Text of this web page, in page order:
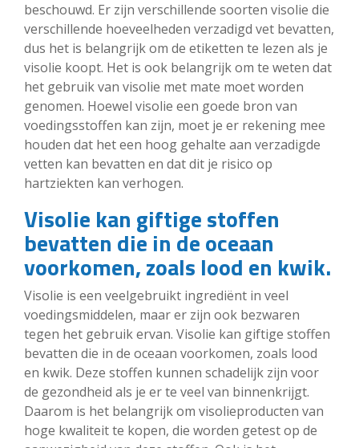
beschouwd. Er zijn verschillende soorten visolie die
verschillende hoeveelheden verzadigd vet bevatten,
dus het is belangrijk om de etiketten te lezen als je
visolie koopt. Het is ook belangrijk om te weten dat
het gebruik van visolie met mate moet worden
genomen. Hoewel visolie een goede bron van
voedingsstoffen kan zijn, moet je er rekening mee
houden dat het een hoog gehalte aan verzadigde
vetten kan bevatten en dat dit je risico op
hartziekten kan verhogen.
Visolie kan giftige stoffen
bevatten die in de oceaan
voorkomen, zoals lood en kwik.
Visolie is een veelgebruikt ingrediënt in veel
voedingsmiddelen, maar er zijn ook bezwaren
tegen het gebruik ervan. Visolie kan giftige stoffen
bevatten die in de oceaan voorkomen, zoals lood
en kwik. Deze stoffen kunnen schadelijk zijn voor
de gezondheid als je er te veel van binnenkrijgt.
Daarom is het belangrijk om visolieproducten van
hoge kwaliteit te kopen, die worden getest op de